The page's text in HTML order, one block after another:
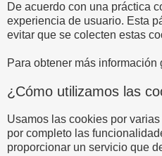
De acuerdo con una práctica
experiencia de usuario. Esta
evitar que se colecten estas
Para obtener más
¿Cómo utilizamos las
Usamos las cookies por
por completo las
proporcionar un servicio que